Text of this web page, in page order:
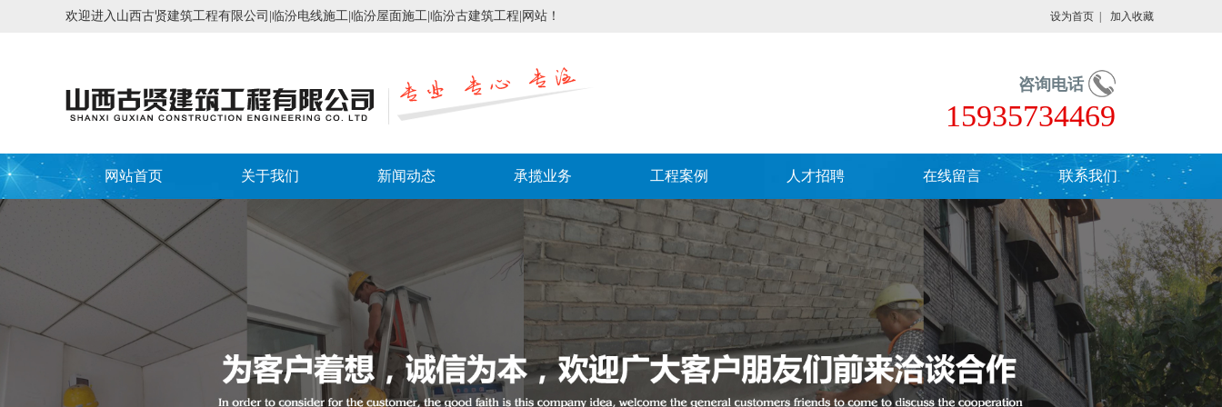
欢迎进入山西古贤建筑工程有限公司|临汾电线施工|临汾屋面施工|临汾古建筑工程|网站！ 设为首页 加入收藏
咨询电话
15935734469
网站首页 关于我们 新闻动态 承揽业务 工程案例 人才招聘 在线留言 联系我们